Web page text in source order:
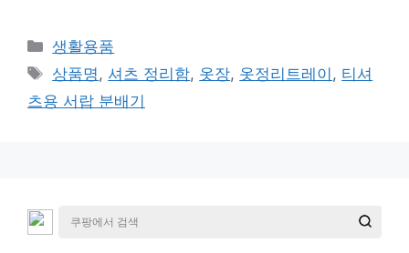
카
테
고
리
생활용품
태
그
상품명 , 셔츠 정리함, 옷장, 옷정리트레이 , 티셔
츠용 서랍 분배기